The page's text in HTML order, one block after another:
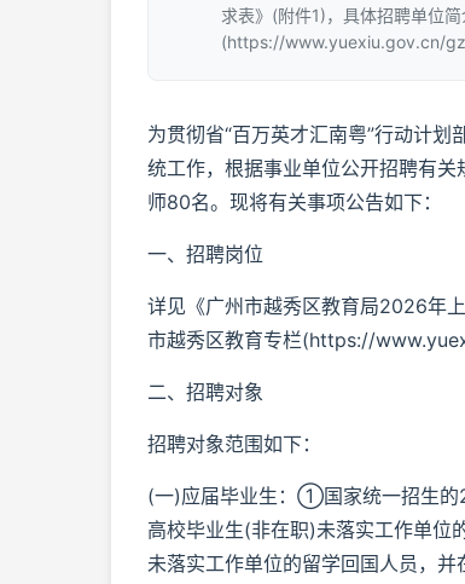
求表》(附件1)，具体招聘单位
(https://www.yuexiu.gov.cn/
为贯彻省“百万英才汇南粤”行动计
统工作，根据事业单位公开招聘有
师80名。现将有关事项公告如下：
一、招聘岗位
详见《广州市越秀区教育局2026年
市越秀区教育专栏(https://
二、招聘对象
招聘对象范围如下：
(一)应届毕业生：①国家统一招生
高校毕业生(非在职)未落实工作单
未落实工作单位的留学回国人员，